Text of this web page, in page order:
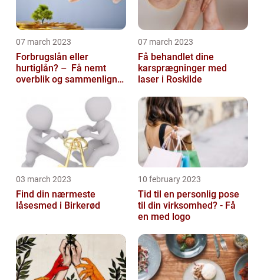
07 march 2023
Forbrugslån eller
hurtiglån? – Få nemt
overblik og sammenlign
07 march 2023
Få behandlet dine
karsprægninger med
laser i Roskilde
03 march 2023
Find din nærmeste
låsesmed i Birkerød
10 february 2023
Tid til en personlig pose
til din virksomhed? - Få
en med logo